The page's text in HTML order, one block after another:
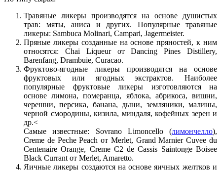
Травяные ликеры производятся на основе душистых
трав: мяты, аниса и других. Популярные травяные
ликеры: Sambuca Molinari, Campari, Jagermeister.
Пряные ликеры созданные на основе пряностей, к ним
относятся: Chai Liqueur от Dancing Pines Distillery,
Barenfang, Drambuie, Curacao.
Фруктово-ягодные ликеры производятся на основе
фруктовых или ягодных экстрактов. Наиболее
популярные фруктовые ликеры изготовляются на
основе лимона, померанца, яблока, абрикоса, вишни,
черешни, персика, банана, дыни, земляники, малины,
черной смородины, кизила, миндаля, кофейных зерен и
др.<
Самые известные: Sovrano Limoncello (лимончелло),
Creme de Peche Peach от Merlet, Grand Marnier Cuvee du
Centenaire Orange, Creme C2 de Cassis Saintonge Boisee
Black Currant от Merlet, Amaretto.
Яичные ликеры создаются на основе яичных желтков и